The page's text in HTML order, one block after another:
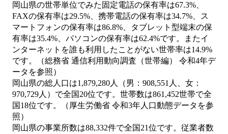
岡山県の世帯単位でみた固定電話の保有率は67.3%、
FAXの保有率は29.5%、携帯電話の保有率は34.7%、ス
マートフォンの保有率は86.8%、タブレット型端末の保
有率は35.4%、パソコンの保有率は62.4%です。またイ
ンターネットを誰も利用したことがない世帯率は14.9%
です。（総務省 通信利用動向調査（世帯編） 令和4年デ
ータを参照）
岡山県の総人口は1,879,280人（男：908,551人、女：
970,729人）で全国20位です。世帯数は861,452世帯で全
国18位です。（厚生労働省 令和3年人口動態データを参
照）
岡山県の事業所数は88,332件で全国21位です。従業者数